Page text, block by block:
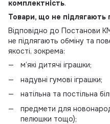
комплектність.
Товари, що не
Відповідно до Постанови
не підлягають обміну та
якості, зокрема:
м’які дитячі іграшки;
надувні гумові іграшки;
натільна та постільна
предмети для
пелюшки тощо);